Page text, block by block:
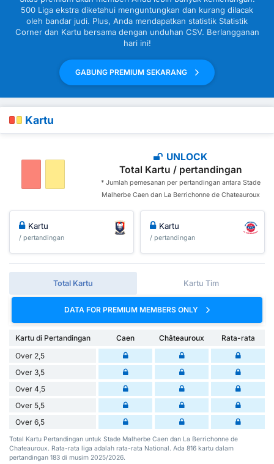
500 Liga ekstra diketahui menguntungkan dan kurang dilacak
oleh bandar judi. Plus, Anda mendapatkan statistik Statistik
Corner dan Kartu bersama dengan unduhan CSV. Berlangganan
hari ini!
GABUNG PREMIUM SEKARANG
Kartu
UNLOCK
Total Kartu / pertandingan
* Jumlah pemesanan per pertandingan antara Stade
Malherbe Caen dan La Berrichonne de Chateauroux
Kartu
/ pertandingan
Kartu
/ pertandingan
Total Kartu Kartu Tim
DATA FOR PREMIUM MEMBERS ONLY
Kartu di Pertandingan Caen Châteauroux
Rata-rata
Over 2,5
Over 3,5
Over 4,5
Over 5,5
Over 6,5
Total Kartu Pertandingan untuk Stade Malherbe Caen dan La Berrichonne de
Chateauroux. Rata-rata liga adalah rata-rata National. Ada 816 kartu dalam
pertandingan 183 di musim 2025/2026.